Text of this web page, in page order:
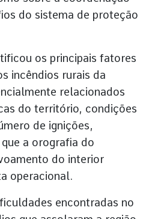
do sistema de proteção
os principais fatores
incêndios rurais da
relacionados
do território, condições
de ignições,
a orografia do
do interior
operacional.
encontradas no